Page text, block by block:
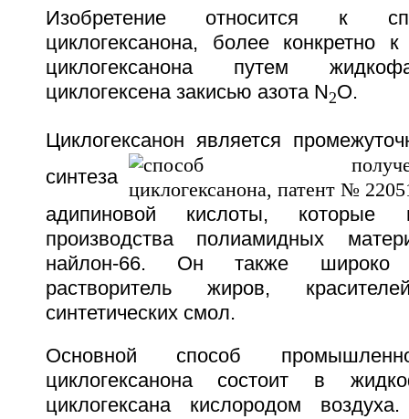
Изобретение относится к
циклогексанона, более конкретно
циклогексанона путем
циклогексена закисью азота N2O.
Циклогексанон является
синтеза
адипиновой кислоты, которые
производства полиамидных
найлон-66. Он также широко
растворитель жиров,
синтетических смол.
Основной способ
циклогексанона состоит в
циклогексана кислородом